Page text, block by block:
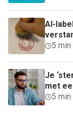
AI-
5 min·
Je
met
5 min·